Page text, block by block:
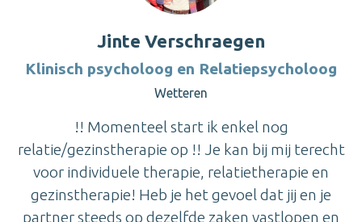
Jinte Verschraegen
Klinisch psycholoog en Relatiepsycholoog
Wetteren
!! Momenteel start ik enkel nog
relatie/gezinstherapie op !! Je kan bij mij terecht
voor individuele therapie, relatietherapie en
gezinstherapie! Heb je het gevoel dat jij en je
partner steeds op dezelfde zaken vastlopen en